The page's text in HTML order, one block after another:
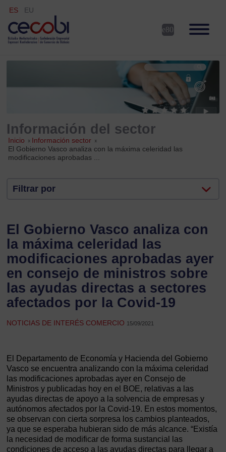
ES EU
Información del sector
Inicio » Información sector »
El Gobierno Vasco analiza con la máxima celeridad las
modificaciones aprobadas ...
Filtrar por
El Gobierno Vasco analiza con
la máxima celeridad las
modificaciones aprobadas ayer
en consejo de ministros sobre
las ayudas directas a sectores
afectados por la Covid-19
NOTICIAS DE INTERÉS COMERCIO 15/09/2021
El Departamento de Economía y Hacienda del Gobierno
Vasco se encuentra analizando con la máxima celeridad
las modificaciones aprobadas ayer en Consejo de
Ministros y publicadas hoy en el BOE, relativas a las
ayudas directas de apoyo a la solvencia de empresas y
autónomos afectados por la Covid-19. En estos momentos,
se observan con cierta sorpresa los cambios planteados,
ya que se esperaba hubieran sido de más alcance. “Existía
la necesidad de modificar de forma sustancial las
condiciones de acceso a las ayudas directas para llegar a